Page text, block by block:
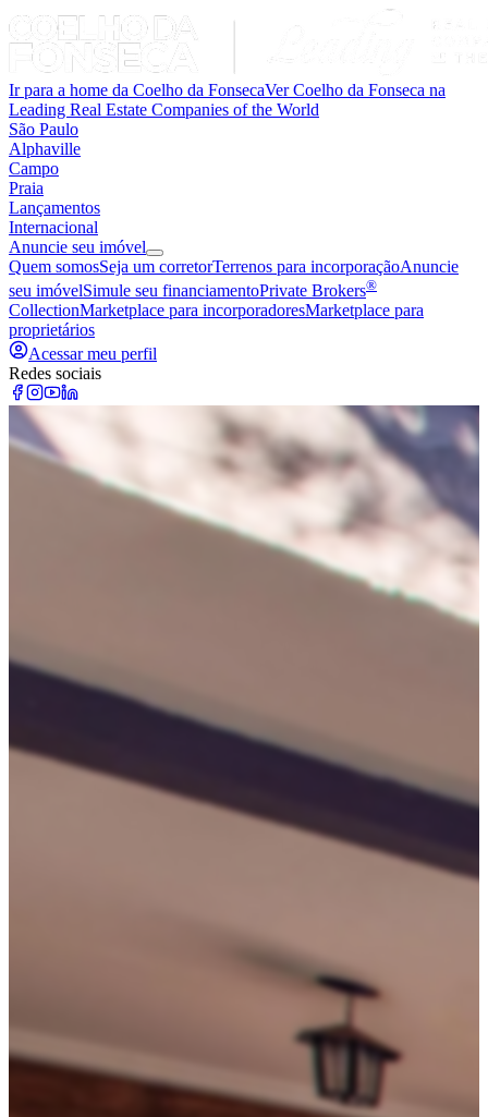
Ir para a home da Coelho da FonsecaVer Coelho da Fonseca na
Leading Real Estate Companies of the World
São Paulo
Alphaville
Campo
Praia
Lançamentos
Internacional
Anuncie seu imóvel
Quem somosSeja um corretorTerrenos para incorporaçãoAnuncie
seu imóvelSimule seu financiamentoPrivate Brokers®
CollectionMarketplace para incorporadoresMarketplace para
proprietários
Acessar meu perfil
Redes sociais